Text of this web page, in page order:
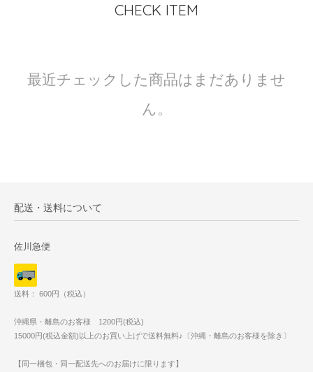
CHECK ITEM
最近チェックした商品はまだありませ
ん。
配送・送料について
佐川急便
送料： 600円（税込）
沖縄県・離島のお客様 1200円(税込)
15000円(税込金額)以上のお買い上げで送料無料♪〔沖縄・離島のお客様を除き〕
【同一梱包・同一配送先へのお届けに限ります】